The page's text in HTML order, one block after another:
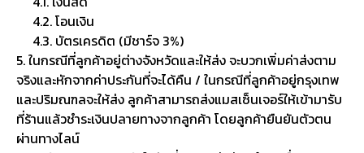
4.2. โอนเงิน
4.3. บัตรเครดิต (มีชาร์จ 3%)
5. ในกรณีที่ลูกค้าอยู่ต่างจังหวัดและให้ส่ง จะบวกเพิ่มค่าส่งตาม
จริงและหักจากค่าประกันที่จะได้คืน / ในกรณีที่ลูกค้าอยู่กรุงเทพ
และปริมณฑลจะให้ส่ง ลูกค้าสามารถส่งแมสเซ็นเจอร์ให้เข้ามารับ
ที่ร้านแล้วชำระเงินปลายทางจากลูกค้า โดยลูกค้ายืนยันตัวตน
ผ่านทางไลน์